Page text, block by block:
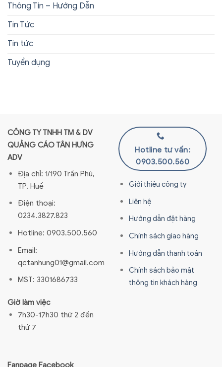
Thông Tin – Hướng Dẫn
Tin Tức
Tin tức
Tuyển dụng
CÔNG TY TNHH TM & DV
QUẢNG CÁO TÂN HƯNG
ADV
Địa chỉ: 1/190 Trần Phú,
TP. Huế
Điện thoại:
0234.3827.823
Hotline: 0903.500.560
Email:
qctanhung01@gmail.com
MST: 3301686733
Giờ làm việc
7h30-17h30 thứ 2 đến
thứ 7
Hotline tư vấn:
0903.500.560
Giới thiệu công ty
Liên hệ
Hướng dẫn đặt hàng
Chính sách giao hàng
Hướng dẫn thanh toán
Chính sách bảo mật
thông tin khách hàng
Fanpage Facebook